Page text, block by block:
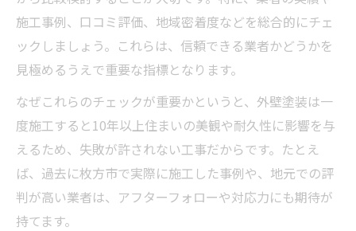
施工事例、口コミ評価、地域密着度などを総合的にチェ
ックしましょう。これらは、信頼できる業者かどうかを
見極めるうえで重要な指標となります。
なぜこれらのチェックが重要かというと、外壁塗装は一
度施工すると10年以上住まいの美観や耐久性に影響を与
えるため、失敗が許されない工事だからです。たとえ
ば、過去に枚方市で実際に施工した事例や、地元での評
判が高い業者は、アフターフォローや対応力にも期待が
持てます。